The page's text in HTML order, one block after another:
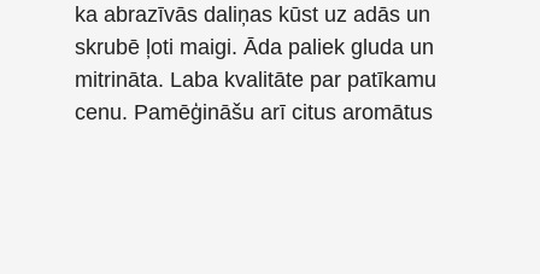
ka abrazīvās daliņas kūst uz adās un
skrubē ļoti maigi. Āda paliek gluda un
mitrināta. Laba kvalitāte par patīkamu
cenu. Pamēģināšu arī citus aromātus